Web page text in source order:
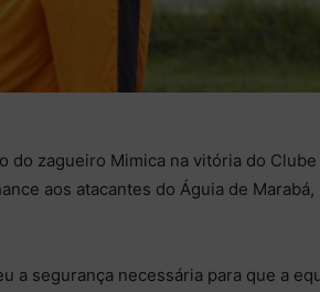
do zagueiro Mimica na vitória do Clube
aos atacantes do Águia de
a segurança necessária para que a